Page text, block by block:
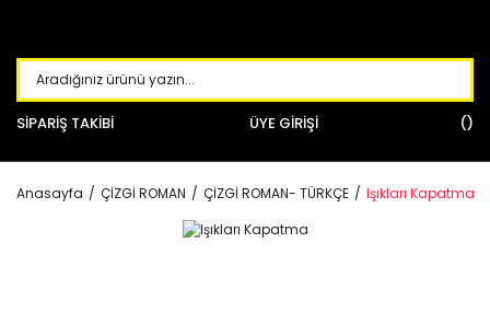
SİPARİŞ TAKİBİ ÜYE GİRİŞİ
Anasayfa ÇİZGİ ROMAN ÇİZGİ ROMAN- TÜRKÇE Işıkları Kapatma